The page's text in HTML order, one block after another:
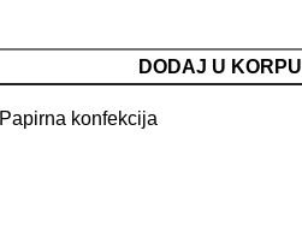
DODAJ U KORPU
Papirna konfekcija